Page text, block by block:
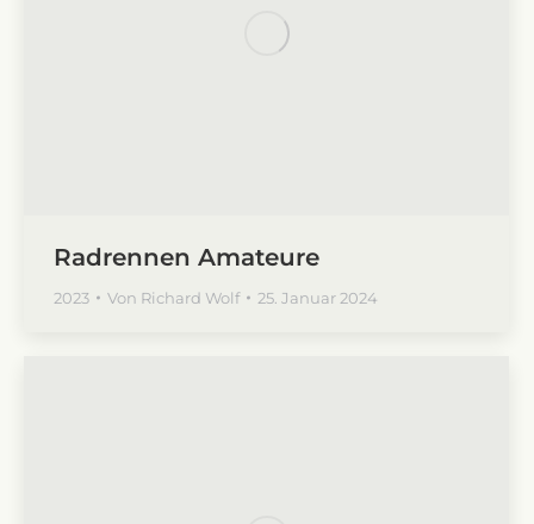
Radrennen Amateure
2023 Von Richard Wolf 25. Januar 2024